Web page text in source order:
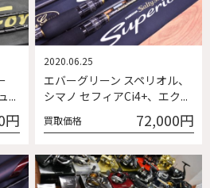
...
円
エバーグリーン スペリオル、
シマノ セフィアCi4+、エク...
2020.06.25
買取価格 72,000円